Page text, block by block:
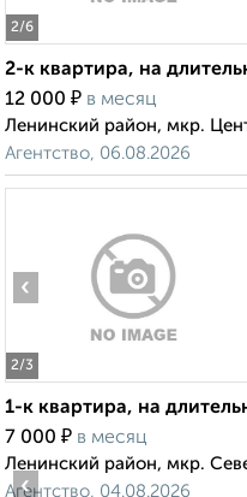
2/6
2-к квартира, на
12 000 ₽ в месяц
Ленинский район, мкр.
Агентство, 06.08.2026
2/3
‹
1-к квартира, на
7 000 ₽ в месяц
Ленинский район, мкр.
Агентство, 04.08.2026
‹